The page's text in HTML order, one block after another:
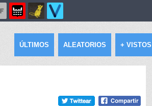
ÚLTIMOS ALEATORIOS + VISTOS